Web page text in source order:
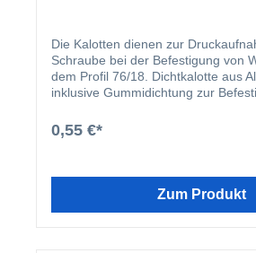
Die Kalotten dienen zur
Schraube bei der Befestigung von
dem Profil 76/18. Dichtkalotte aus
inklusive Gummidichtung zur
aus Plexiglas oder Wellbleche aus
Profil 76/18). Erhältlich in RAL 9006
0,55 €*
Zum Produkt